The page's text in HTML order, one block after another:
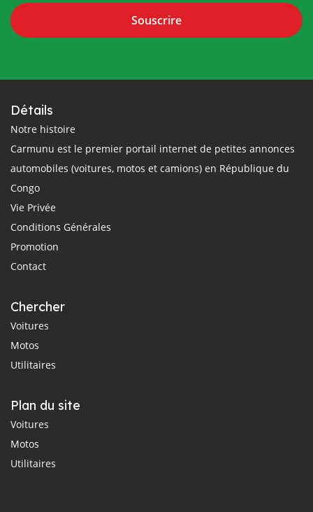
Souscrire
Détails
Notre histoire
Carmunu est le premier portail internet de petites annonces
automobiles (voitures, motos et camions) en République du
Congo
Vie Privée
Conditions Générales
Promotion
Contact
Chercher
Voitures
Motos
Utilitaires
Plan du site
Voitures
Motos
Utilitaires